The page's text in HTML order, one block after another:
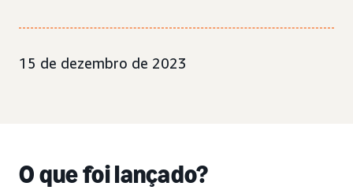
15 de dezembro de 2023
O que foi lançado?